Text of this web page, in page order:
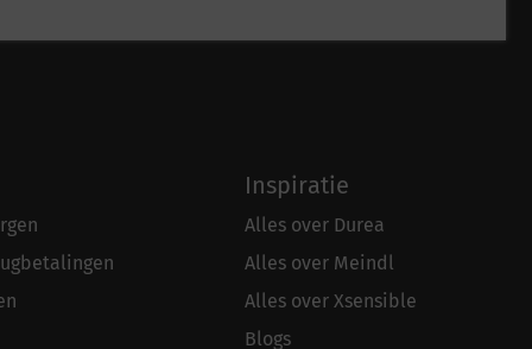
Inspiratie
Alles over Durea
Alles over Meindl
Alles over Xsensible
Blogs